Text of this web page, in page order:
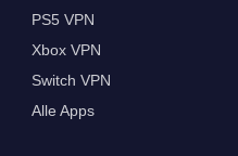
PS5 VPN
Xbox VPN
Switch VPN
Alle Apps